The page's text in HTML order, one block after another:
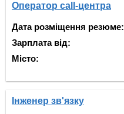
Оператор call-центра
Дата розміщення резюме:
Зарплата від:
Місто:
Інженер зв'язку